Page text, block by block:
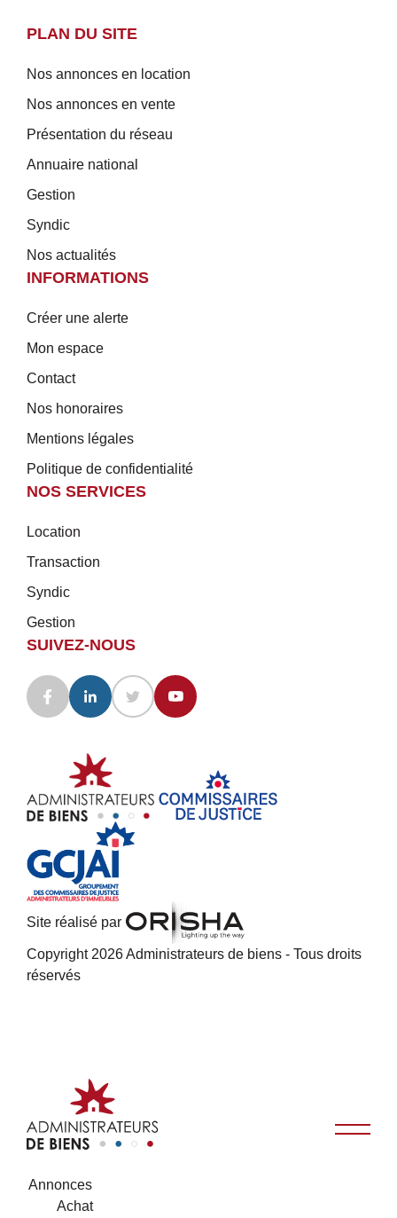
PLAN DU SITE
Nos annonces en location
Nos annonces en vente
Présentation du réseau
Annuaire national
Gestion
Syndic
Nos actualités
INFORMATIONS
Créer une alerte
Mon espace
Contact
Nos honoraires
Mentions légales
Politique de confidentialité
NOS SERVICES
Location
Transaction
Syndic
Gestion
SUIVEZ-NOUS
Site réalisé par
Copyright 2026 Administrateurs de biens - Tous droits
réservés
Annonces
Achat